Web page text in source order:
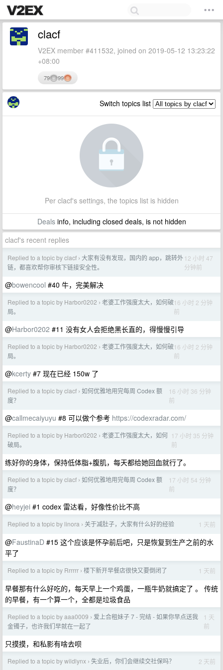
clacf
V2EX member #411532, joined on 2019-05-12 13:23:22
+08:00
79 99
Switch topics list
Per clacf's settings, the topics list is hidden
Dealsinfo, including closed deals, is not hidden
clacf's recent replies
Replied to a topic by clacf › 大家有没有发现，国内的 app，跳转外
链，都喜欢帮你审核下链接安全性。
12 小时 47
分钟前
@bowencool #40 牛，完美解决
Replied to a topic by Harbor0202 › 老婆工作强度太大，如何破
局。
16 小时 2 分钟
前
@Harbor0202 #11 没有女人会拒绝黑长直的，得慢慢引导
Replied to a topic by Harbor0202 › 老婆工作强度太大，如何破
局。
16 小时 2 分钟
前
@kcerty #7 现在已经 150w 了
Replied to a topic by clacf › 如何优雅地用完每周 Codex 额
度？
16 小时 36 分钟
前
@callmecaiyuyu #8 可以做个参考 https://codexradar.com/
Replied to a topic by Harbor0202 › 老婆工作强度太大，如何
破局。
17 小时 35 分钟
前
练好你的身体，保持低体脂+腹肌，每天都给她回血就行了。
Replied to a topic by clacf › 如何优雅地用完每周 Codex 额
度？
17 小时 54 分钟
前
@heyjei #1 codex 雷达看，好像性价比不高
Replied to a topic by linora › 关于减肚子，大家有什么好的经验 1 天前
@FaustinaD #15 这个应该是怀孕前后吧，只是恢复到生产之前的水
平了
Replied to a topic by Rrrrrr › 楼下新开早餐店很快又要倒闭了 1 天前
早餐那有什么好吃的，每天早上一个鸡蛋，一瓶牛奶就搞定了 。 传统
的早餐，有一个算一个，全都是垃圾食品
Replied to a topic by aaa0009 › 爱上合租妹子 7 - 完结 - 如果你早点送我
金镯子，也许我们早就在一起了
1 天
前
只摸摸，和私影有啥去呗
Replied to a topic by wildlynx › 失业后，你们会继续交社保吗？ 2 天前